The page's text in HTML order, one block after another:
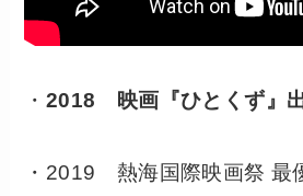
・ 2018 映画『ひとくず』
・2019 熱海国際映画祭 最